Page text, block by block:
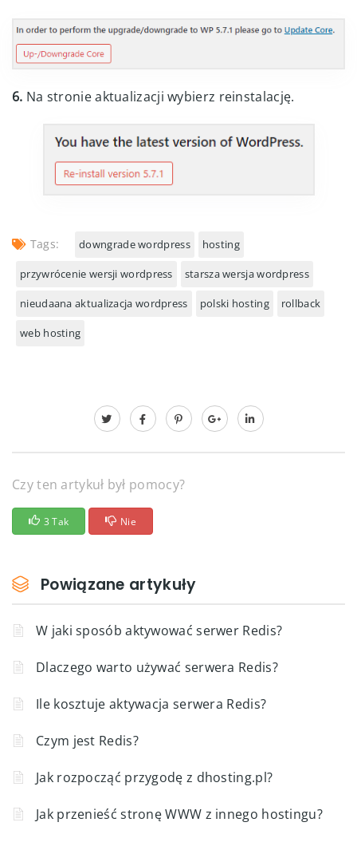
6. Na stronie aktualizacji wybierz reinstalację.
Tags: downgrade wordpress hosting
przywrócenie wersji wordpress starsza wersja wordpress
nieudaana aktualizacja wordpress polski hosting rollback
web hosting
Czy ten artykuł był pomocy?
3 Tak Nie
Powiązane artykuły
W jaki sposób aktywować serwer Redis?
Dlaczego warto używać serwera Redis?
Ile kosztuje aktywacja serwera Redis?
Czym jest Redis?
Jak rozpocząć przygodę z dhosting.pl?
Jak przenieść stronę WWW z innego hostingu?